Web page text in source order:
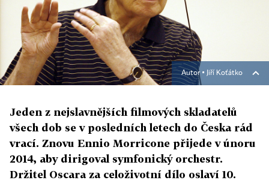
Autor ▪ Jiří Koťátko
Jeden z nejslavnějších filmových skladatelů
všech dob se v posledních letech do Česka rád
vrací. Znovu Ennio Morricone přijede v únoru
2014, aby dirigoval symfonický orchestr.
Držitel Oscara za celoživotní dílo oslaví 10.